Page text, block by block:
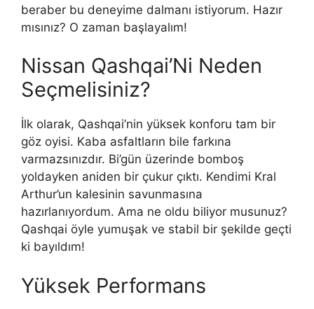
beraber bu deneyime dalmanı istiyorum. Hazır
mısınız? O zaman başlayalım!
Nissan Qashqai’Ni Neden
Seçmelisiniz?
İlk olarak, Qashqai’nin yüksek konforu tam bir
göz oyisi. Kaba asfaltların bile farkına
varmazsınızdır. Bi’gün üzerinde bomboş
yoldayken aniden bir çukur çıktı. Kendimi Kral
Arthur’un kalesinin savunmasına
hazırlanıyordum. Ama ne oldu biliyor musunuz?
Qashqai öyle yumuşak ve stabil bir şekilde geçti
ki bayıldım!
Yüksek Performans